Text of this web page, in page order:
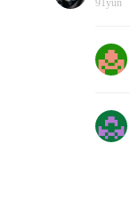
91yun